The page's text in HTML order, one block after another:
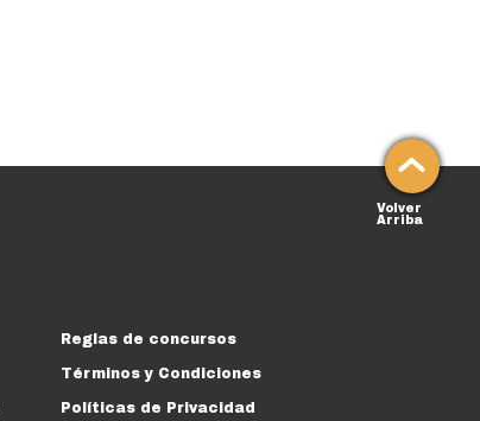
Volver
Arriba
Reglas de concursos
Términos y Condiciones
Políticas de Privacidad